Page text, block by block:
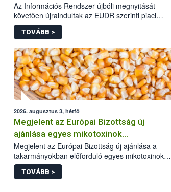
Az Információs Rendszer újbóli megnyitását
követően újraindultak az EUDR szerinti piaci
szereplőknek szóló online képzések.
TOVÁBB >
2026. augusztus 3, hétfő
Megjelent az Európai Bizottság új
ajánlása egyes mikotoxinok
takarmányokban való jelenlétéről
Megjelent az Európai Bizottság új ajánlása a
takarmányokban előforduló egyes mikotoxinokkal
kapcsolatban. A dokumentum 2027-től új
irányértékek alkalmazását írja elő, és a jelenleg
TOVÁBB >